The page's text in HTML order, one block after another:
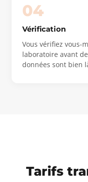
04
Vérification
Vous vérifiez vous-
laboratoire avant
données sont bien
Tarifs